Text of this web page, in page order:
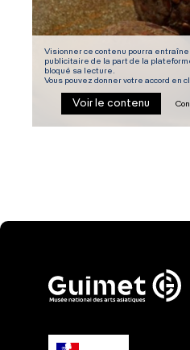
Visionner ce contenu pourra
publicitaire de la part de la
bloqué sa lecture.
Vous pouvez donner votre accord en
Voir le contenu